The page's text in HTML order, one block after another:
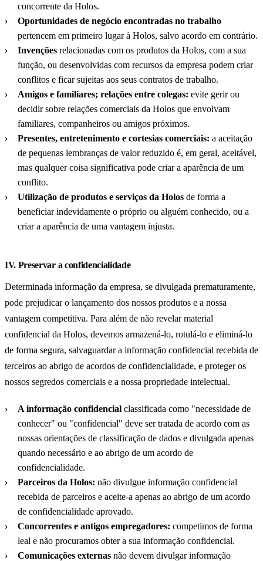
concorrente da Holos.
Oportunidades de negócio encontradas no trabalho
pertencem em primeiro lugar à Holos, salvo acordo em contrário.
Invenções relacionadas com os produtos da Holos, com a sua
função, ou desenvolvidas com recursos da empresa podem criar
conflitos e ficar sujeitas aos seus contratos de trabalho.
Amigos e familiares; relações entre colegas: evite gerir ou
decidir sobre relações comerciais da Holos que envolvam
familiares, companheiros ou amigos próximos.
Presentes, entretenimento e cortesias comerciais: a aceitação
de pequenas lembranças de valor reduzido é, em geral, aceitável,
mas qualquer coisa significativa pode criar a aparência de um
conflito.
Utilização de produtos e serviços da Holos de forma a
beneficiar indevidamente o próprio ou alguém conhecido, ou a
criar a aparência de uma vantagem injusta.
IV. Preservar a confidencialidade
Determinada informação da empresa, se divulgada prematuramente,
pode prejudicar o lançamento dos nossos produtos e a nossa
vantagem competitiva. Para além de não revelar material
confidencial da Holos, devemos armazená-lo, rotulá-lo e eliminá-lo
de forma segura, salvaguardar a informação confidencial recebida de
terceiros ao abrigo de acordos de confidencialidade, e proteger os
nossos segredos comerciais e a nossa propriedade intelectual.
A informação confidencial classificada como "necessidade de
conhecer" ou "confidencial" deve ser tratada de acordo com as
nossas orientações de classificação de dados e divulgada apenas
quando necessário e ao abrigo de um acordo de
confidencialidade.
Parceiros da Holos: não divulgue informação confidencial
recebida de parceiros e aceite-a apenas ao abrigo de um acordo
de confidencialidade aprovado.
Concorrentes e antigos empregadores: competimos de forma
leal e não procuramos obter a sua informação confidencial.
Comunicações externas não devem divulgar informação